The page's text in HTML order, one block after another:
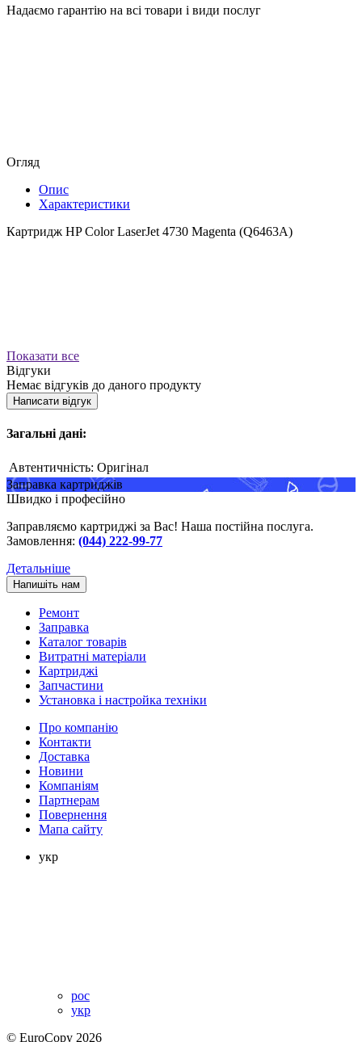
Надаємо гарантію на всі товари і види послуг
Огляд
Опис
Характеристики
Картридж HP Color LaserJet 4730 Magenta (Q6463A)
Показати все
Відгуки
Немає відгуків до даного продукту
Написати відгук
Загальні дані:
Автентичність: Оригінал
Заправка картриджів
Швидко і професійно
Заправляємо картриджі за Вас! Наша постійна послуга.
Замовлення: (044) 222-99-77
Детальніше
Напишіть нам
Ремонт
Заправка
Каталог товарів
Витратні матеріали
Картриджі
Запчастини
Установка і настройка техніки
Про компанію
Контакти
Доставка
Новини
Компаніям
Партнерам
Повернення
Мапа сайту
укр
рос
укр
© EuroCopy 2026